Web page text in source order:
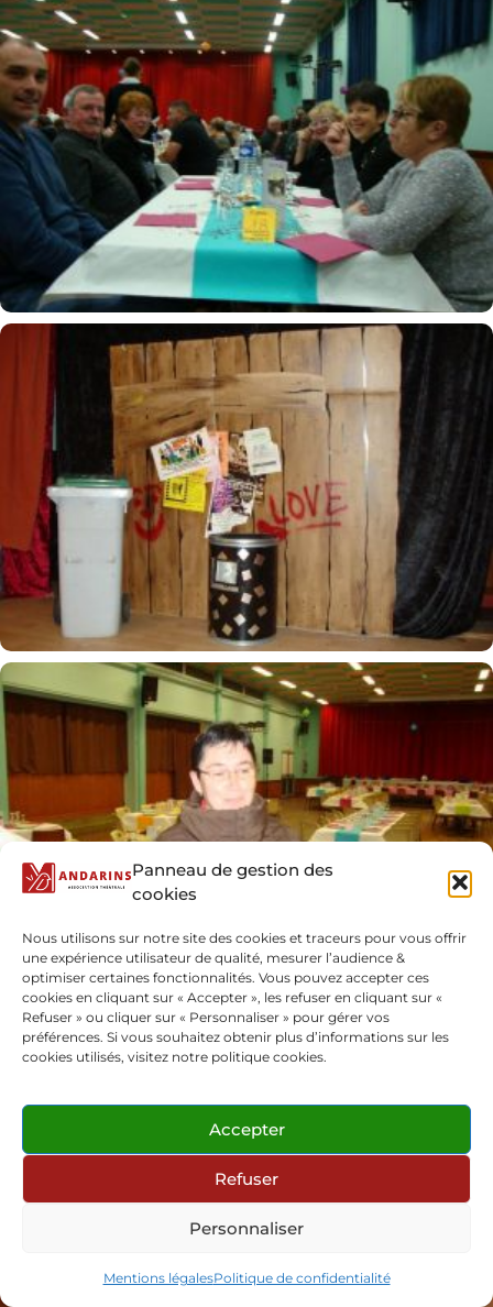
Panneau de gestion des
cookies
Nous utilisons sur notre site des cookies et traceurs pour vous offrir
une expérience utilisateur de qualité, mesurer l’audience &
optimiser certaines fonctionnalités. Vous pouvez accepter ces
cookies en cliquant sur « Accepter », les refuser en cliquant sur «
Refuser » ou cliquer sur « Personnaliser » pour gérer vos
préférences. Si vous souhaitez obtenir plus d’informations sur les
cookies utilisés, visitez notre politique cookies.
Accepter
Refuser
Personnaliser
Mentions légalesPolitique de confidentialité